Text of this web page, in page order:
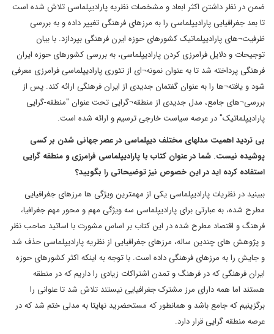
ضمن در نظر داشتن اکثر ابعاد و مشخصات نظریه پارادیپلماسی تلاش شده است
تا بعد جغرافیایی پارادیپلماسی را به مرزهای فرهنگی تغییر داده و به بررسی
ظرفیت¬های پارادیپلماتیک کشورهای حوزه ایرن فرهنگی بپردازد. با بیان
توجیحات و دلایل فرامرزی کردن پارادیپلماسی، به بررسی کشورهای حوزه ایران
فرهنگی پرداخته شد تا به عنوان نمونه¬ای از تئوری پارادیپلماسی فرامرزی معرفی
شود و یافته¬ها را به عنوان گفتمان جدیدی از ایران فرهنگی ارائه کند. پس از
بررسی¬های جامع، مدل جدیدی از منطقه¬گرایی تحت عنوان "منطقه-گرایی
پارادیپلماتیک" در عرصه سیاست خارجی ترسیم و ارائه شده است.
بی تردید اهمیت مدلهای مختلف دیپلماسی در عصر جهانی شدن بر کسی
پوشیده نیست. شما در عنوان کتاب با پارادیپلماسی فرامرزی و منطقه گرایی
استفاده کرده اید در این خصوص نیز توضیحاتی را بگویید؟
ببینید در نظریات پارادیپلماسی یکی از مهمترین ویژگی ها مرزهای جغرافیایی
مطرح شده، به عبارتی برای پارادیپلماسی سه ویژگی مهم و محور مهم جغرافیا،
فرهنگ و اقتصاد مطرح شده در این کتاب بر اساس مشورت با اساتید صاحب نظر
و پژوهش های چندین ساله، مرزهای جغرافیایی از نظریه پارادیپلماسی حذف شد
و جایش را به مرزهای فرهنگی داده است. با توجه به اینکه اکثر کشورهای حوزه
ایران فرهنگی که در فرهنگ و تمدن اشتراکات زیادی را داریم که در منطقه
هستند اما همه دارای مرز مشترک جغرافیایی نیستند تلاش شد تا عنوانی را
برگزینیم که جامع باشد و همانطور که مستحضرید نهایتا به مدلی ختم شد که در
عرصه منطقه گرایی قرار دارد.